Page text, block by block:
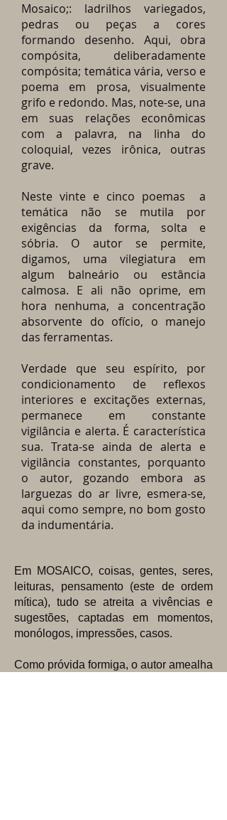
Mosaico;: ladrilhos variegados,
pedras ou peças a cores
formando desenho. Aqui, obra
compósita, deliberadamente
compósita; temática vária, verso e
poema em prosa, visualmente
grifo e redondo. Mas, note-se, una
em suas relações econômicas
com a palavra, na linha do
coloquial, vezes irônica, outras
grave.
Neste vinte e cinco poemas a
temática não se mutila por
exigências da forma, solta e
sóbria. O autor se permite,
digamos, uma vilegiatura em
algum balneário ou estância
calmosa. E ali não oprime, em
hora nenhuma, a concentração
absorvente do ofício, o manejo
das ferramentas.
Verdade que seu espírito, por
condicionamento de reflexos
interiores e excitações externas,
permanece em constante
vigilância e alerta. É característica
sua. Trata-se ainda de alerta e
vigilância constantes, porquanto
o autor, gozando embora as
larguezas do ar livre, esmera-se,
aqui como sempre, no bom gosto
da indumentária.
Em MOSAICO, coisas, gentes, seres,
leituras, pensamento (este de ordem
mítica), tudo se atreita a vivências e
sugestões, captadas em momentos,
monólogos, impressões, casos.
Como próvida formiga, o autor amealha